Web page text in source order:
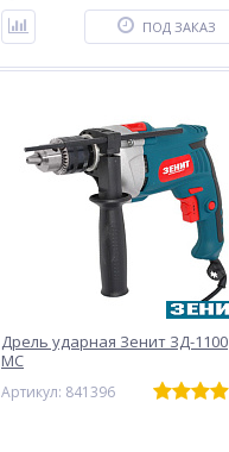
ПОД ЗАКАЗ
Дрель ударная Зенит ЗД-1100
МС
Артикул: 841396